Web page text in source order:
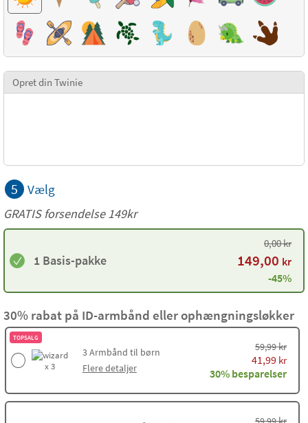
Opret din Twinie
5 Vælg
GRATIS forsendelse 149kr
1 Basis-pakke
0,00kr
149,00 kr
-45%
30% rabat på ID-armbånd eller ophængningsløkker
TOPSALG
x 3
3Armbånd til børn
Flere detaljer
59,99kr
41,99 kr
30% besparelser